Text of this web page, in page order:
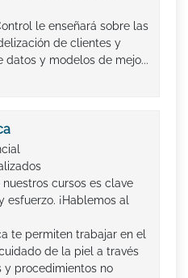
le enseñará sobre las
de clientes y
datos y modelos de mejo...
cursos es clave
esfuerzo. ¡Hablemos al
te permiten trabajar en el
de la piel a través
y procedimientos no